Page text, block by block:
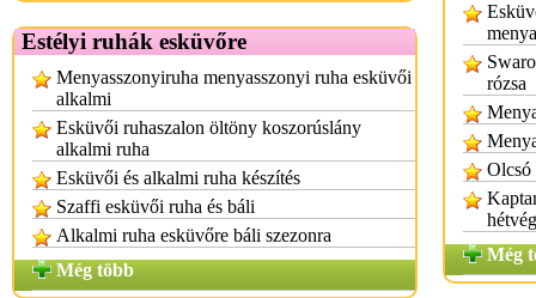
Estélyi ruhák esküvőre
Menyasszonyiruha menyasszonyi ruha esküvői
alkalmi
Esküvői ruhaszalon öltöny koszorúslány
alkalmi ruha
Esküvői és alkalmi ruha készítés
Szaffi esküvői ruha és báli
Alkalmi ruha esküvőre báli szezonra
Még több
rózsa
Olcsó
Még